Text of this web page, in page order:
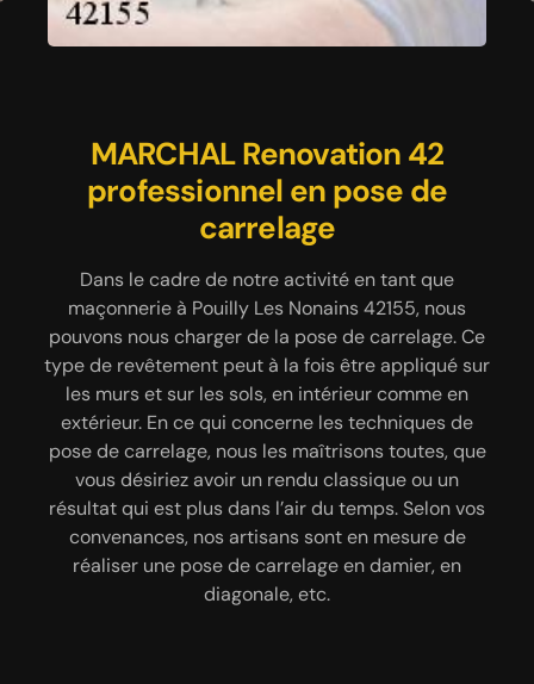
MARCHAL Renovation 42
professionnel en pose de
carrelage
Dans le cadre de notre activité en tant que
maçonnerie à Pouilly Les Nonains 42155, nous
pouvons nous charger de la pose de carrelage. Ce
type de revêtement peut à la fois être appliqué sur
les murs et sur les sols, en intérieur comme en
extérieur. En ce qui concerne les techniques de
pose de carrelage, nous les maîtrisons toutes, que
vous désiriez avoir un rendu classique ou un
résultat qui est plus dans l’air du temps. Selon vos
convenances, nos artisans sont en mesure de
réaliser une pose de carrelage en damier, en
diagonale, etc.
Nous pouvons concevoir une
terrasse béton
Vous souhaitez installer une terrasse dans votre
espace extérieur pour profiter des beaux jours ?
Contactez l’entreprise de maçonnerie MARCHAL
Renovation 42 qui est un spécialiste en réalisation
de terrasse béton. Nous ne parlons pas ici de béton
brut, non. Vous avez tout à fait la possibilité de
personnaliser votre extérieur en choisissant un
béton décoratif, un béton désactivé, un béton lissé,
un béton lavé et plus encore. Quel que soit votre
choix, nous pouvons vous assurer que nos
interventions se feront dans un total respect des
règles de l’art.
Ayez une terrasse
exceptionnelle grâce à notre
équipe
La terrasse est une partie du jardin qui lui offre une
valeur ajoutée. Alors, pourquoi ne pas réaliser une
terrasse qui correspond à vos réelles envies ? En
plus de pouvoir créer une terrasse en béton, notre
établissement est également apte à concevoir une
terrasse en carrelage, en bois massif ou en
composite. Pour que le résultat soit à la hauteur de
vos attentes et vos besoins, et surtout pour que
l’ouvrage soit conforme aux normes, des étapes
sont à suivre à la lettre. Comptez sur MARCHAL
Renovation 42 pour faire un travail de qualité.